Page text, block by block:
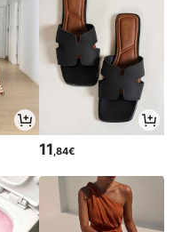
11,84€